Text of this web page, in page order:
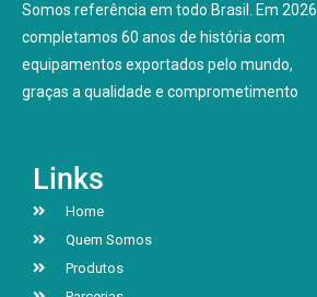
Somos referência em todo Brasil. Em 2026
completamos 60 anos de história com
equipamentos exportados pelo mundo,
graças a qualidade e comprometimento
Links
Home
Quem Somos
Produtos